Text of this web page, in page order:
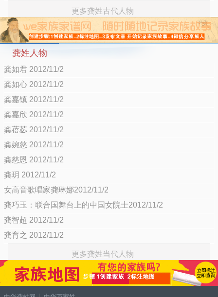
更多龚姓古代人物
龚姓人物
龚如君 2012/11/2
龚如心 2012/11/2
龚嘉镇 2012/11/2
龚嘉欣 2012/11/2
龚蓓苾 2012/11/2
龚婉慈 2012/11/2
龚慈恩 2012/11/2
龚玥 2012/11/2
女高音歌唱家龚琳娜2012/11/2
龚巧玉：联合国舞台上的中国女院士2012/11/2
龚智超 2012/11/2
龚育之 2012/11/2
更多龚姓当代人物